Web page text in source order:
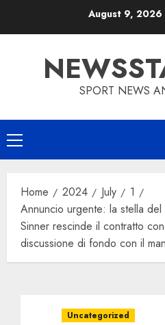
August 9, 2026
SPORT NEWS
Primary
Menu
Home 2024 July
1
Annuncio urgente: la stella del
Sinner rescinde il contratto
discussione di fondo con il
Uncategorized